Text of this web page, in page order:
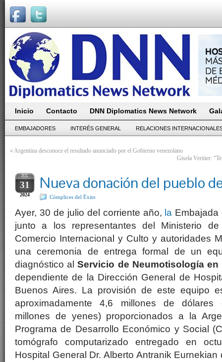
Inicio Contacto DNN Diplomatics News Network
EMBAJADORES INTERÉS GENERAL RELACIONES
«Argentina desconoce el resultado anunciado por el Gobierno venezolano
Gisela Veritier:
JUL
31
2024
Nueva donación del pueblo
Cómplices del Ëxito
Ayer, 30 de julio del corriente año, la Embajada
junto a los representantes del Ministerio de
Comercio Internacional y Culto y autoridades
una ceremonia de entrega formal de un
diagnóstico alServicio de Neumotisología
dependiente de la Dirección General de
Buenos Aires. La provisión de este equipo
aproximadamente 4,6 millones de dólares
millones de yenes) proporcionados a la
Programa de Desarrollo Económico y Social
tomógrafo computarizado entregado en
Hospital General Dr. Alberto Antranik